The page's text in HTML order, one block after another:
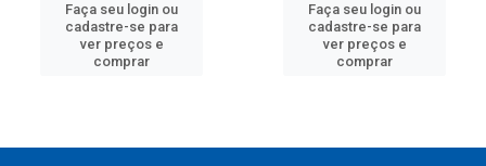
Faça seu login ou
cadastre-se para
ver preços e
comprar
Faça seu login ou
cadastre-se para
ver preços e
comprar